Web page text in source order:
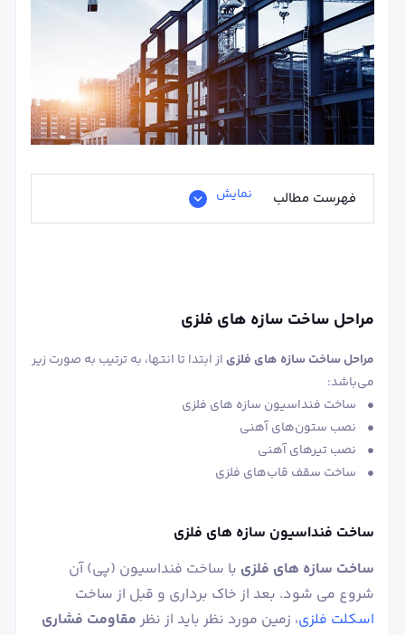
فهرست مطالب نمایش
مراحل ساخت سازه‌ های فلزی
مراحل ساخت سازه های فلزی از ابتدا تا انتها، به ترتیب به صورت زیر
می‌باشد:
• ساخت فنداسیون سازه های فلزی
• نصب ستون‌های آهنی
• نصب تیرهای آهنی
• ساخت سقف قاب‌های فلزی
ساخت فنداسیون سازه های فلزی
ساخت سازه های فلزی با ساخت فنداسیون (پی) آن
شروع می شود. بعد از خاک برداری و قبل از ساخت
اسکلت فلزی، زمین مورد نظر باید از نظر مقاومت فشاری